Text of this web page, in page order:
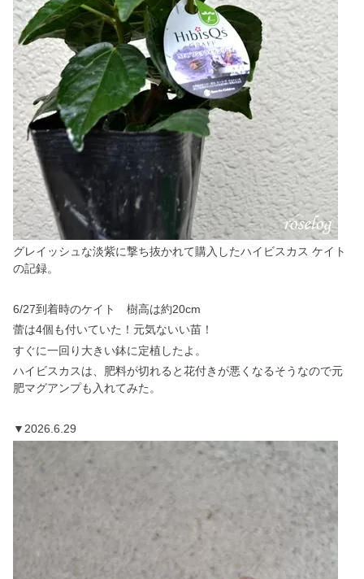
グレイッシュな淡紫に撃ち抜かれて購入したハイビスカス ケイト
の記録。
6/27到着時のケイト 樹高は約20cm
蕾は4個も付いていた！元気ないい苗！
すぐに一回り大きい鉢に定植したよ。
ハイビスカスは、肥料が切れると花付きが悪くなるそうなので元
肥マグアンプも入れてみた。
▼2026.6.29